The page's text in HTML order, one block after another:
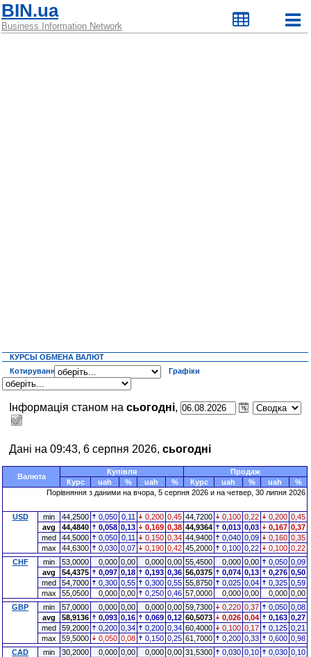
BIN.ua
Business Information Network
КУРСЫ ОБМЕНА ВАЛЮТ
Котирування
Графіки
Інформація станом насьогодні,
Дані на 09:43, 6 серпня 2026, сьогодні
Валюта
Купівля
Продаж
Курс
uah % uah % Курс uah % uah
%
Порівняння з даними на вчора , 5 серпня 2026 и на четвер, 30 липня 2026
USD min 44,2500 0,050 0,11 0,200 0,45 44,7200 0,100 0,22 0,200 0,45
avg
44,4840 0,058 0,13 0,169 0,38 44,9364 0,013 0,03 0,167 0,37
med
44,5000 0,050 0,11 0,150 0,34 44,9400 0,040 0,09 0,160 0,35
max
44,6300 0,030 0,07 0,190 0,42 45,2000 0,100 0,22 0,100 0,22
CHF
min 53,0000 0,000 0,00 0,000 0,00 55,4500 0,000 0,00 0,050 0,09
avg
54,4375 0,097 0,18 0,193 0,36 56,0375 0,074 0,13 0,276 0,50
med
54,7000 0,300 0,55 0,300 0,55 55,8750 0,025 0,04 0,325 0,59
max
55,0500 0,000 0,00 0,250 0,46 57,0000 0,000 0,00 0,000 0,00
GBP
min 57,0000 0,000 0,00 0,000 0,00 59,7300 0,220 0,37 0,050 0,08
avg
58,9136 0,093 0,16 0,069 0,12 60,5073 0,026 0,04 0,163 0,27
med
59,2000 0,200 0,34 0,200 0,34 60,4000 0,100 0,17 0,125 0,21
max
59,5000 0,050 0,08 0,150 0,25 61,7000 0,200 0,33 0,600 0,98
CAD
min 30,2000 0,000 0,00 0,000 0,00 31,5300 0,030 0,10 0,030 0,10